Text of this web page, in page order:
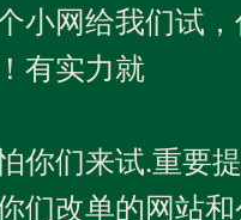
小网给我们试
有实力就
你们来试.重要
们改单的网站